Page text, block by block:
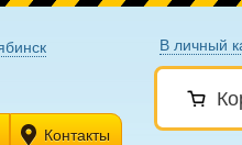
В личный
Контакты